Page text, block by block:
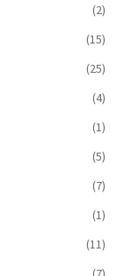
(2)
(15)
(25)
(4)
(1)
(5)
(7)
(1)
(11)